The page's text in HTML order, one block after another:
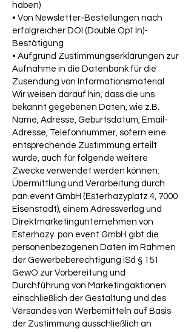
haben)
• Von Newsletter-Bestellungen nach
erfolgreicher DOI (Double Opt In)-
Bestätigung
• Aufgrund Zustimmungserklärungen zur
Aufnahme in die Datenbank für die
Zusendung von Informationsmaterial
Wir weisen darauf hin, dass die uns
bekannt gegebenen Daten, wie z.B.
Name, Adresse, Geburtsdatum, Email-
Adresse, Telefonnummer, sofern eine
entsprechende Zustimmung erteilt
wurde, auch für folgende weitere
Zwecke verwendet werden können:
Übermittlung und Verarbeitung durch
pan.event GmbH (Esterhazyplatz 4, 7000
Eisenstadt), einem Adressverlag und
Direktmarketingunternehmen von
Esterhazy. pan.event GmbH gibt die
personenbezogenen Daten im Rahmen
der Gewerbeberechtigung iSd § 151
GewO zur Vorbereitung und
Durchführung von Marketingaktionen
einschließlich der Gestaltung und des
Versandes von Werbemitteln auf Basis
der Zustimmung ausschließlich an